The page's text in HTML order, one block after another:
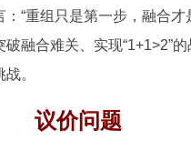
“重组只是第一步，融合才
融合难关、实现“1+1>2”
。
议价问题